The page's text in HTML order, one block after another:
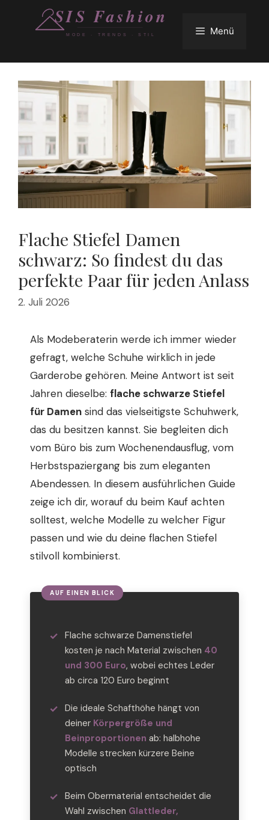
Menü
Flache Stiefel Damen
schwarz: So findest du das
perfekte Paar für jeden Anlass
2. Juli 2026
Als Modeberaterin werde ich immer wieder
gefragt, welche Schuhe wirklich in jede
Garderobe gehören. Meine Antwort ist seit
Jahren dieselbe: flache schwarze Stiefel
für Damen sind das vielseitigste Schuhwerk,
das du besitzen kannst. Sie begleiten dich
vom Büro bis zum Wochenendausflug, vom
Herbstspaziergang bis zum eleganten
Abendessen. In diesem ausführlichen Guide
zeige ich dir, worauf du beim Kauf achten
solltest, welche Modelle zu welcher Figur
passen und wie du deine flachen Stiefel
stilvoll kombinierst.
Flache schwarze Damenstiefel
kosten je nach Material zwischen 40
und 300 Euro, wobei echtes Leder
ab circa 120 Euro beginnt
Die ideale Schafthöhe hängt von
deiner Körpergröße und
Beinproportionen ab: halbhohe
Modelle strecken kürzere Beine
optisch
Beim Obermaterial entscheidet die
Wahl zwischen Glattleder,